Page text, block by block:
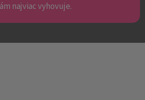
najviac vyhovuje.